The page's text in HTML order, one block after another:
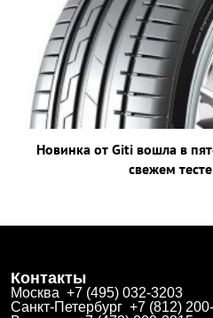
Новинка от Giti вошла в
свежем
Контакты
Москва +7 (495) 032-3203
Санкт-Петербург +7 (812)